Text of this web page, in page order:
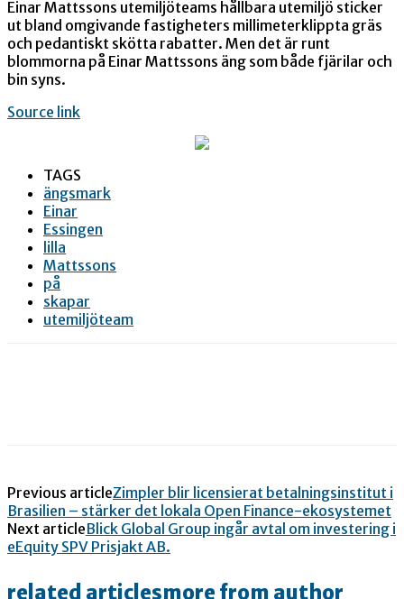
Einar Mattssons utemiljöteams hållbara utemiljö sticker
ut bland omgivande fastigheters millimeterklippta gräs
och pedantiskt skötta rabatter. Men det är runt
blommorna på Einar Mattssons äng som både fjärilar och
bin syns.
Source link
TAGS
ängsmark
Einar
Essingen
lilla
Mattssons
på
skapar
utemiljöteam
Previous articleZimpler blir licensierat betalningsinstitut i
Brasilien – stärker det lokala Open Finance-ekosystemet
Next articleBlick Global Group ingår avtal om investering i
eEquity SPV Prisjakt AB.
related articlesmore from author